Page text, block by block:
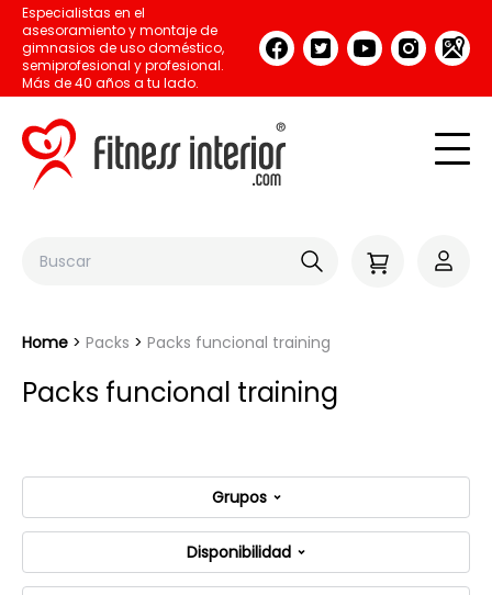
Especialistas en el
asesoramiento y montaje de
gimnasios de uso doméstico,
semiprofesional y profesional.
Más de 40 años a tu lado.
Home Packs Packs funcional training
Packs funcional training
Grupos
Disponibilidad